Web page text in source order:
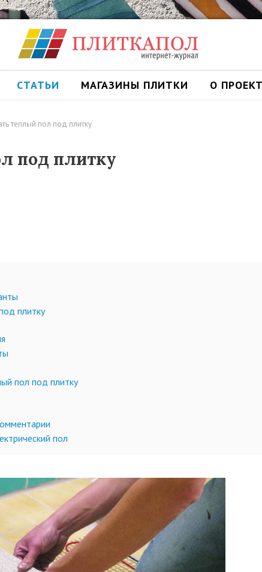
СТАТЬИ МАГАЗИНЫ ПЛИТКИ О
теплый пол под плитку
под плитку
плитку
пол под плитку
пол